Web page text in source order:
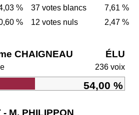
%
%
37 votes blancs
7,61 %
12 votes nuls
2,47 %
CHAIGNEAU ÉLU
236 voix
54,00 %
M. PHILIPPON